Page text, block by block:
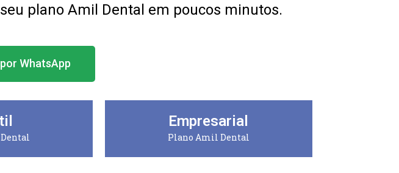
plano Amil Dental em poucos minutos.
WhatsApp
Empresarial
Plano Amil Dental